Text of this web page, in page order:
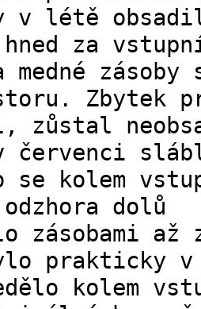
v létě
za
medné
Zbytek
zůstal
červenci
se kolem
dolů
zásobami
prakticky v
kolem